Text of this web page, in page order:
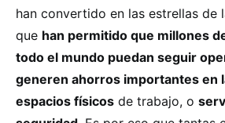
han convertido en las estrellas de
que han permitido que millones
todo el mundo puedan seguir
generen ahorros importantes en
espacios físicos de trabajo, o